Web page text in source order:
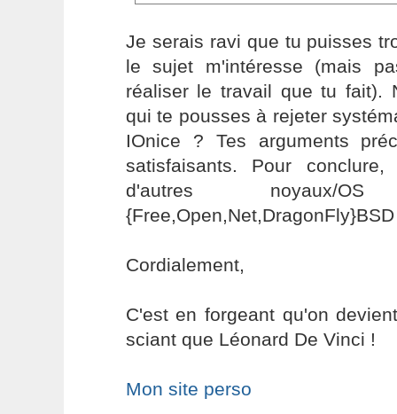
Je serais ravi que tu puisses
le sujet m'intéresse (mais
réaliser le travail que tu fait).
qui te pousses à rejeter
IOnice ? Tes arguments
satisfaisants. Pour
d'autres
Cordialement,
C'est en forgeant qu'on
sciant que Léonard De Vinci !
Mon site perso